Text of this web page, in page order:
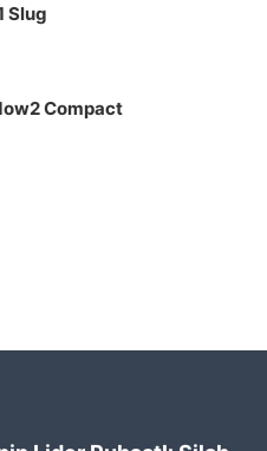
Slug
Compact